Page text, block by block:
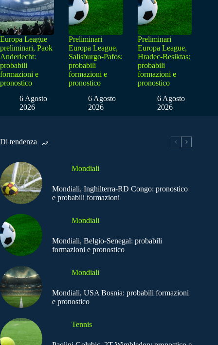
Europa League
preliminari, Paok
Anderlecht:
probabili
formazioni e
pronostico
6 Agosto
2026
Preliminari
Europa League,
Salisburgo-Pafos:
probabili
formazioni e
pronostico
6 Agosto
2026
Preliminari
Europa League,
Hradec-Besiktas:
probabili
formazioni e
pronostico
6 Agosto
2026
Di tendenza
Mondiali
Mondiali, Inghilterra-RD Congo: pronostico
e probabili formazioni
Mondiali
Mondiali, Belgio-Senegal: probabili
formazioni e pronostico
Mondiali
Mondiali, USA Bosnia: probabili formazioni
e pronostico
Tennis